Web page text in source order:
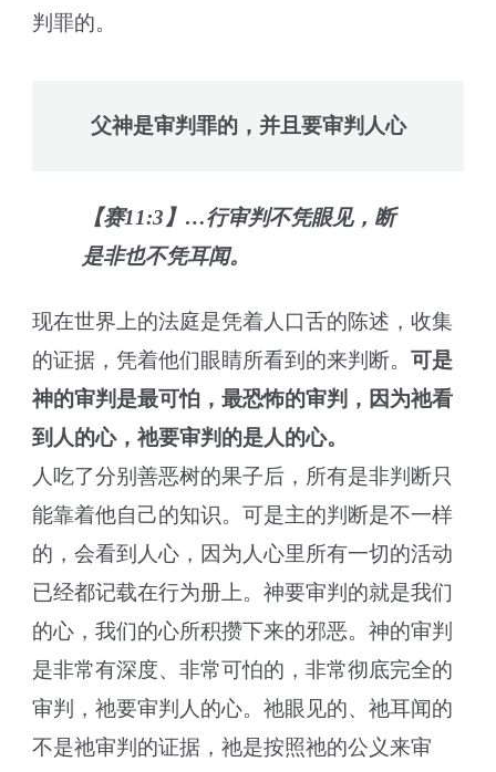
判罪的。
父神是审判罪的，并且要审判人心
【赛11:3】…行审判不凭眼见，断
是非也不凭耳闻。
现在世界上的法庭是凭着人口舌的陈述，收集
的证据，凭着他们眼睛所看到的来判断。可是
神的审判 是最可怕，最恐怖的审判，因为祂看
到人的心，祂要审判的是人的心。
人吃了分别善恶树的果子后，所有是非判断只
能靠着他自己的知识。可是主的判断是不一样
的，会看到人心，因为人心里所有一切的活动
已经都记载在行为册上。神要审判的就是我们
的心，我们的心所积攒下来的邪恶。神的审判
是非常有深度、非常可怕的，非常彻底完全的
审判，祂要审判人的心。祂眼见的、祂耳闻的
不是祂审判的证据，祂是按照祂的公义来审